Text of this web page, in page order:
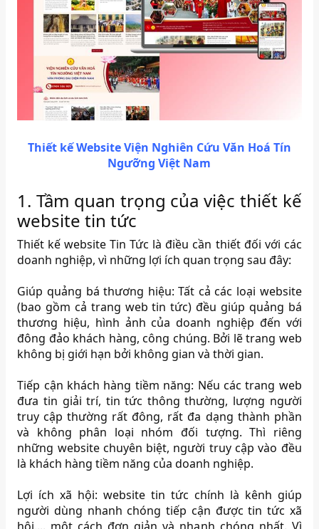
Thiết kế Website Viện Nghiên Cứu Văn Hoá Tín
Ngưỡng Việt Nam
1. Tầm quan trọng của việc thiết kế
website tin tức
Thiết kế website Tin Tức là điều cần thiết đối với các
doanh nghiệp, vì những lợi ích quan trọng sau đây:
Giúp quảng bá thương hiệu: Tất cả các loại website
(bao gồm cả trang web tin tức) đều giúp quảng bá
thương hiệu, hình ảnh của doanh nghiệp đến với
đông đảo khách hàng, công chúng. Bởi lẽ trang web
không bị giới hạn bởi không gian và thời gian.
Tiếp cận khách hàng tiềm năng: Nếu các trang web
đưa tin giải trí, tin tức thông thường, lượng người
truy cập thường rất đông, rất đa dạng thành phần
và không phân loại nhóm đối tượng. Thì riêng
những website chuyên biệt, người truy cập vào đều
là khách hàng tiềm năng của doanh nghiệp.
Lợi ích xã hội: website tin tức chính là kênh giúp
người dùng nhanh chóng tiếp cận được tin tức xã